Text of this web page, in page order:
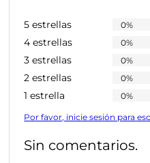
5 estrellas 0%
4 estrellas 0%
3 estrellas 0%
2 estrellas 0%
1 estrella 0%
Por favor, inicie sesión para
Sin comentarios.